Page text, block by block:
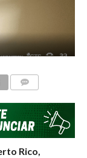
Rico,